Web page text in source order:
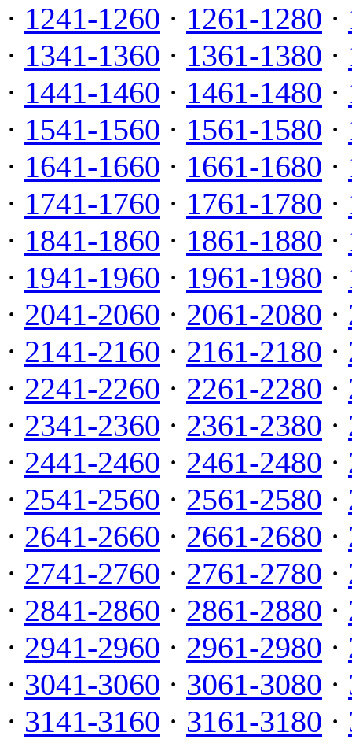
· 1241-1260 · 1261-1280 ·
· 1341-1360 · 1361-1380 ·
· 1441-1460 · 1461-1480 ·
· 1541-1560 · 1561-1580 ·
· 1641-1660 · 1661-1680 ·
· 1741-1760 · 1761-1780 ·
· 1841-1860 · 1861-1880 ·
· 1941-1960 · 1961-1980 ·
· 2041-2060 · 2061-2080 ·
· 2141-2160 · 2161-2180 ·
· 2241-2260 · 2261-2280 ·
· 2341-2360 · 2361-2380 ·
· 2441-2460 · 2461-2480 ·
· 2541-2560 · 2561-2580 ·
· 2641-2660 · 2661-2680 ·
· 2741-2760 · 2761-2780 ·
· 2841-2860 · 2861-2880 ·
· 2941-2960 · 2961-2980 ·
· 3041-3060 · 3061-3080 ·
· 3141-3160 · 3161-3180 ·